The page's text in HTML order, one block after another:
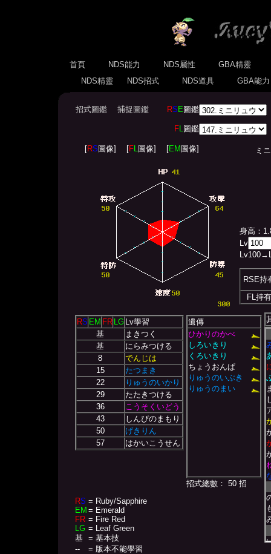
首頁 NDS能力 NDS屬性
GBA精靈
NDS精靈
NDS招式 NDS道具 GBA能
招式圖鑑 捕捉圖鑑 RS E圖鑑
FL圖鑑
[RS 圖像] [FL圖像] [EM 圖像] ミニ
身高：
Lv
Lv100
RSE持
FL持有
RS EM FR LG Lv學習
基
まきつく
基
にらみつける
8
でんじは
15
たつまき
22
りゅうのいかり
29
たたきつける
36
こうそくいどう
43
しんぴのまもり
50
げきりん
57
はかいこうせん
RS = Ruby/Sapphire
EM = Emerald
FR = Fire Red
LG = Leaf Green
基
= 基本技
--
= 版本不能學習
遺傳
ひかりのかべ
しろいきり
くろいきり
ちょうおんぱ
りゅうのいぶき
りゅうのまい
招式總數： 50 招